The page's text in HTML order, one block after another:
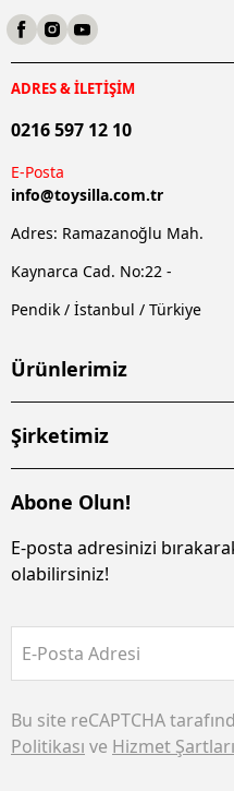
ADRES & İLETİŞİM
0216 597 12 10
E-Posta
info@toysilla.com.tr
Adres: Ramazanoğlu Mah.
Kaynarca Cad. No:22 -
Pendik / İstanbul / Türkiye
Ürünlerimiz
Şirketimiz
Abone Olun!
E-posta adresinizi
olabilirsiniz!
E-Posta Adresi
Bu site reCAPTCHA
Politikası ve Hizmet Şartları